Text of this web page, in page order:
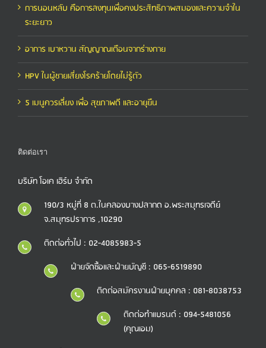
การนอนหลับ คือการลงทุนเพื่อคงประสิทธิภาพสมองและความจำใน
ระยะยาว
อาการ เบาหวาน สัญญาณเตือนจากร่างกาย
HPV ในผู้ชายเสี่ยงโรคร้ายโดยไม่รู้ตัว
5 เมนูควรเลี่ยง เพื่อ สุขภาพดี และอายุยืน
ติดต่อเรา
บริษัท โอเค เฮิร์บ จำกัด
190/3 หมู่ที่ 8 ต.ในคลองบางปลากด อ.พระสมุทรเจดีย์
จ.สมุทรปราการ ,10290
ติดต่อทั่วไป : 02-4085983-5
ฝ่ายจัดซื้อและฝ่ายบัญชี : 065-6519890
ติดต่อสมัครงานฝ่ายบุคคล : 081-8038753
ติดต่อทำแบรนด์ : 094-5481056
(คุณเอม)